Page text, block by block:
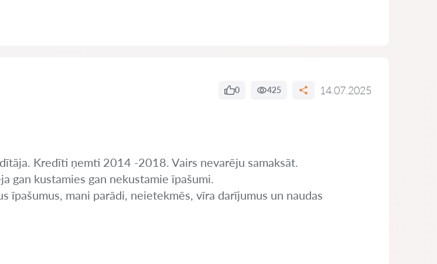
0 425 14.07.2025
Kredīti ņemti 2014 -2018. Vairs nevarēju samaksāt.
gan kustamies gan nekustamie īpašumi.
īpašumus, mani parādi, neietekmēs, vīra darījumus un naudas